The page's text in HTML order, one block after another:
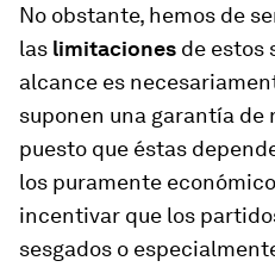
No obstante, hemos de
las limitaciones de estos
alcance es
suponen una garantía de
puesto que éstas
los puramente
incentivar que los
sesgados o